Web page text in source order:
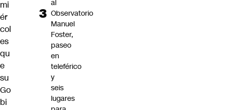
mi
ér
col
es
qu
e
su
Go
bi
al
Observatorio
Manuel
Foster,
paseo
en
teleférico
y
seis
lugares